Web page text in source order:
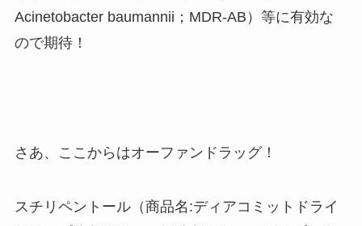
Acinetobacter baumannii；MDR-AB）等に有効な
ので期待！
さあ、ここからはオーファンドラッグ！
スチリペントール（商品名:ディアコミットドライ